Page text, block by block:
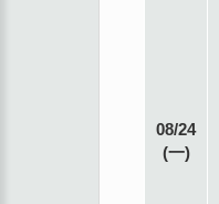
08/24
(一)